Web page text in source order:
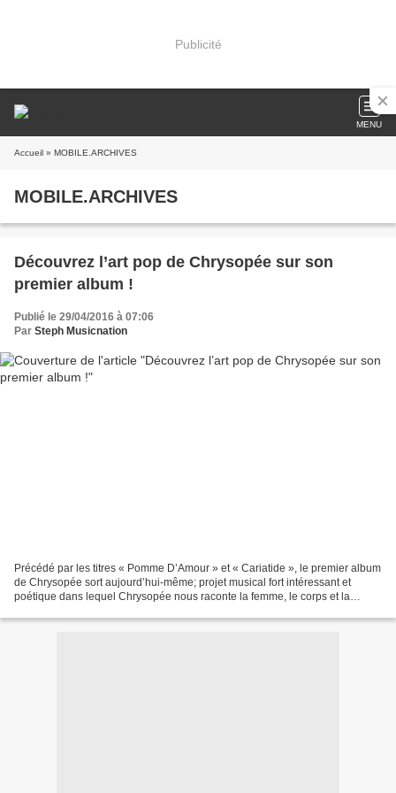
Publicité
MENU
Accueil » MOBILE.ARCHIVES
MOBILE.ARCHIVES
Découvrez l’art pop de Chrysopée sur son
premier album !
Publié le 29/04/2016 à 07:06
Par Steph Musicnation
Précédé par les titres « Pomme D’Amour » et « Cariatide », le premier album
de Chrysopée sort aujourd’hui-même; projet musical fort intéressant et
poétique dans lequel Chrysopée nous raconte la femme, le corps et la